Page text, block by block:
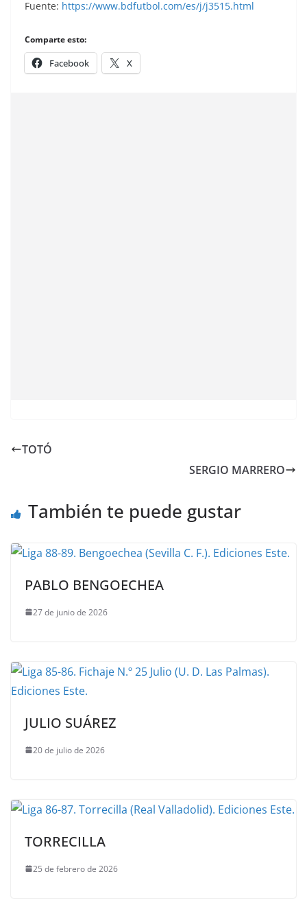
Fuente: https://www.bdfutbol.com/es/j/j3515.html
Comparte esto:
Facebook X
TOTÓ
SERGIO MARRERO
También te puede gustar
PABLO BENGOECHEA
27 de junio de 2026
JULIO SUÁREZ
20 de julio de 2026
TORRECILLA
25 de febrero de 2026